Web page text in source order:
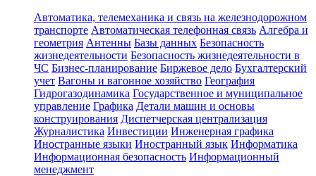
Автоматика, телемеханика и связь на железнодорожном
транспорте Автоматическая телефонная связь Алгебра и
геометрия Антенны Базы данных Безопасность
жизнедеятельности Безопасность жизнедеятельности в
ЧС Бизнес-планирование Биржевое дело Бухгалтерский
учет Вагоны и вагонное хозяйство География
Гидрогазодинамика Государственное и муниципальное
управление Графика Детали машин и основы
конструирования Диспетчерская централизация
Журналистика Инвестиции Инженерная графика
Иностранные языки Иностранный язык Информатика
Информационная безопасность Информационный
менеджмент